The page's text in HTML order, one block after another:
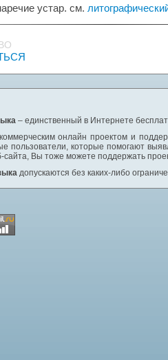
устар. см.
– единственный в Интернете
онлайн проектом и
пользователи, которые помогают
сайта, Вы тоже можете поддержать
допускаются без каких-либо